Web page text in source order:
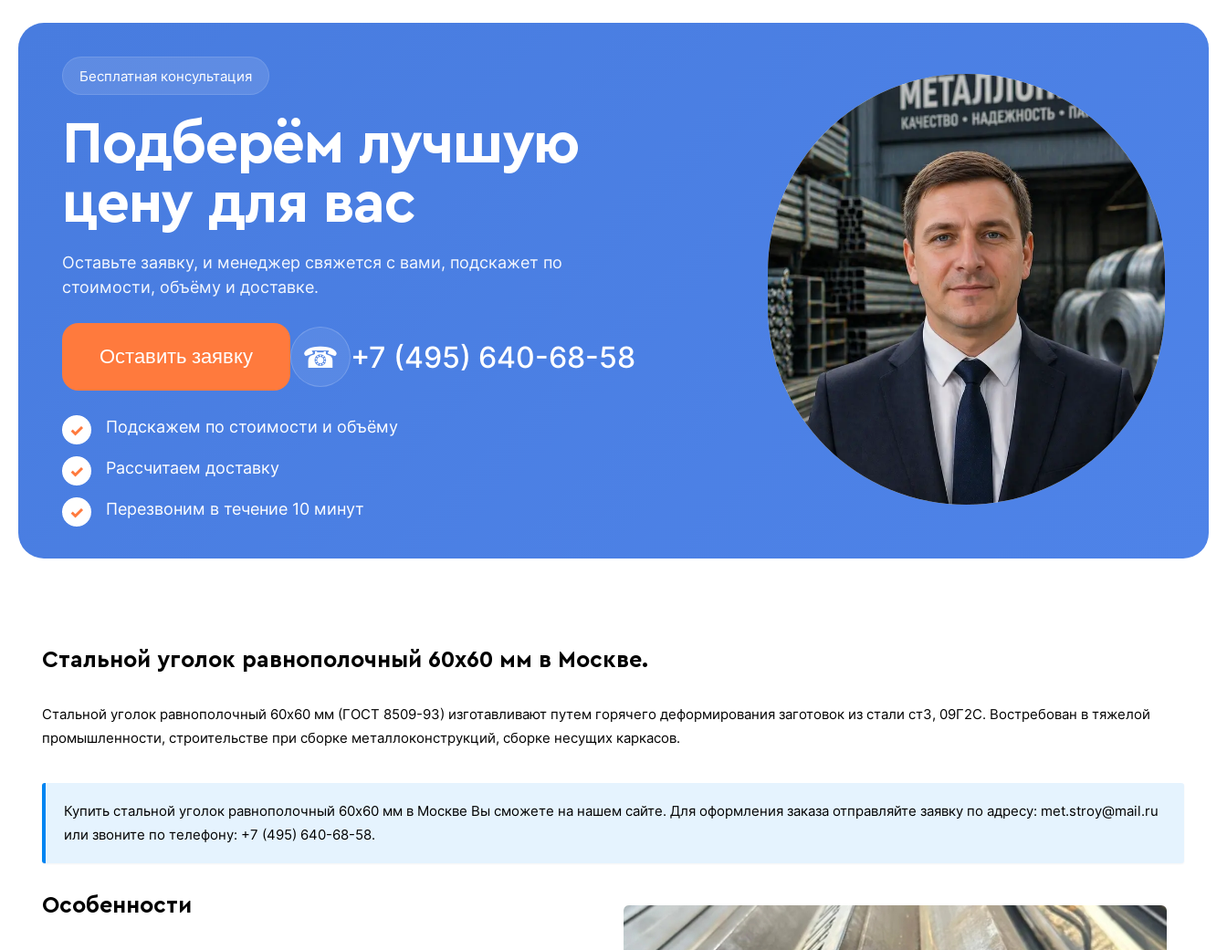
Бесплатная консультация
Подберём лучшую
цену для вас
Оставьте заявку, и менеджер свяжется с вами, подскажет по
стоимости, объёму и доставке.
Оставить заявку ☎ +7 (495) 640-68-58
Подскажем по стоимости и объёму
Рассчитаем доставку
Перезвоним в течение 10 минут
Стальной уголок равнополочный 60х60 мм в Москве.
Стальной уголок равнополочный 60х60 мм (ГОСТ 8509-93) изготавливают путем горячего деформирования заготовок из стали ст3, 09Г2С. Востребован в тяжелой
промышленности, строительстве при сборке металлоконструкций, сборке несущих каркасов.
Купить стальной уголок равнополочный 60х60 мм в Москве Вы сможете на нашем сайте. Для оформления заказа отправляйте заявку по адресу: met.stroy@mail.ru
или звоните по телефону: +7 (495) 640-68-58.
Особенности